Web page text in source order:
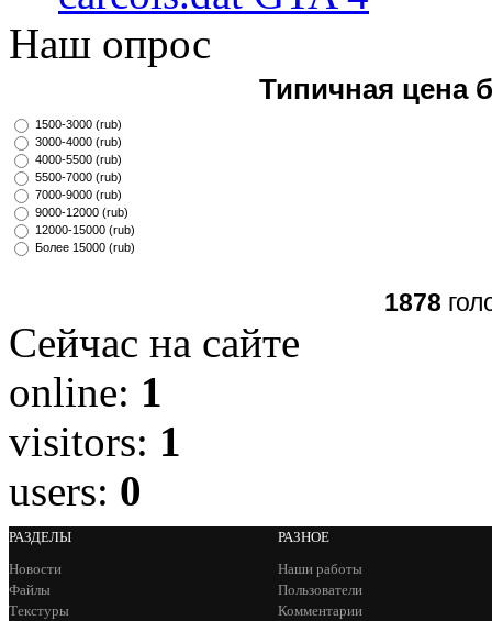
Наш опрос
Типичная цена
1500-3000 (rub)
3000-4000 (rub)
4000-5500 (rub)
5500-7000 (rub)
7000-9000 (rub)
9000-12000 (rub)
12000-15000 (rub)
Более 15000 (rub)
1878
Сейчас на сайте
online: 1
visitors: 1
users: 0
РАЗДЕЛЫ
Новости
Файлы
Текстуры
РАЗНОЕ
Наши работы
Пользователи
Комментарии